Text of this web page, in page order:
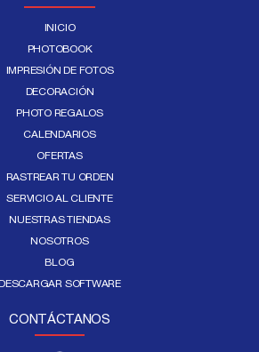
INICIO
PHOTOBOOK
IMPRESIÓN DE FOTOS
DECORACIÓN
PHOTO REGALOS
CALENDARIOS
OFERTAS
RASTREAR TU ORDEN
SERVICIO AL CLIENTE
NUESTRAS TIENDAS
NOSOTROS
BLOG
SOFTWARE
CONTÁCTANOS